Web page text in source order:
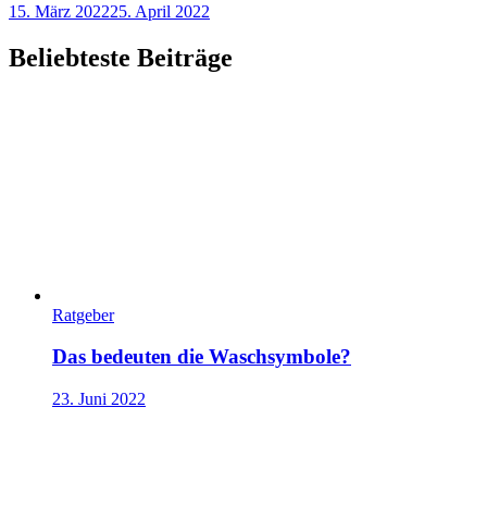
15. März 202225. April 2022
Beliebteste Beiträge
Ratgeber
Das bedeuten die Waschsymbole?
23. Juni 2022